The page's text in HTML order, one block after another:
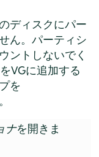
ディスクにパー
ん。パーティシ
ントしないでく
VGに追加する
を
ナを開きま